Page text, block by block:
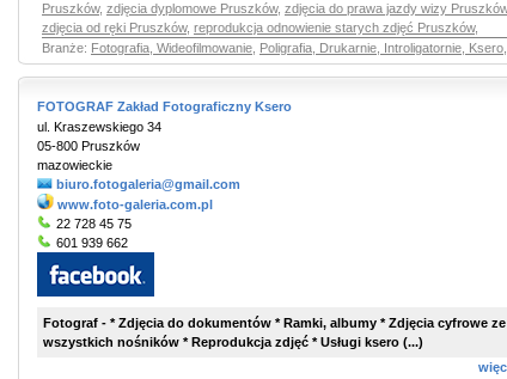
Pruszków, zdjęcia dyplomowe Pruszków, zdjęcia do prawa jazdy wizy Pruszków
zdjęcia od ręki Pruszków, reprodukcja odnowienie starych zdjęć Pruszków,
Branże: Fotografia, Wideofilmowanie Poligrafia, Drukarnie, Introligatornie, Ksero
FOTOGRAF Zakład Fotograficzny Ksero
ul. Kraszewskiego 34
05-800 Pruszków
mazowieckie
biuro.fotogaleria@gmail.com
www.foto-galeria.com.pl
22 728 45 75
601 939 662
Fotograf - * Zdjęcia do dokumentów * Ramki, albumy * Zdjęcia cyfrowe ze
wszystkich nośników * Reprodukcja zdjęć * Usługi ksero (...)